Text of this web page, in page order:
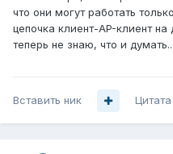
что они могут работать
цепочка клиент-AP-клиент
теперь не знаю, что и думать..
Вставить ник Цитата